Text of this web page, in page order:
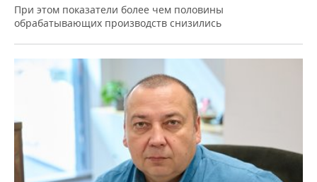
При этом показатели более чем половины
обрабатывающих производств снизились